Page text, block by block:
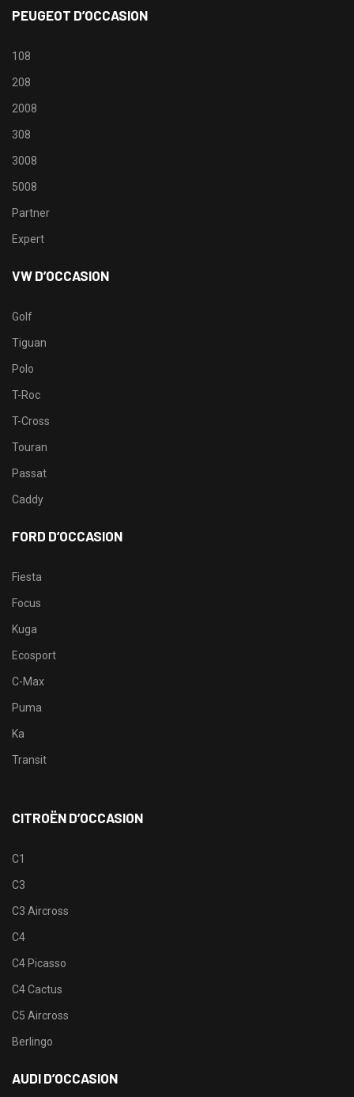
PEUGEOT D’OCCASION
108
208
2008
308
3008
5008
Partner
Expert
VW D’OCCASION
Golf
Tiguan
Polo
T-Roc
T-Cross
Touran
Passat
Caddy
FORD D’OCCASION
Fiesta
Focus
Kuga
Ecosport
C-Max
Puma
Ka
Transit
CITROËN D’OCCASION
C1
C3
C3 Aircross
C4
C4 Picasso
C4 Cactus
C5 Aircross
Berlingo
AUDI D’OCCASION